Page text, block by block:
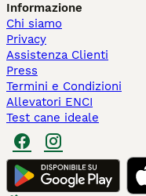
Informazione
Chi siamo
Privacy
Assistenza Clienti
Press
Termini e Condizioni
Allevatori ENCI
Test cane ideale